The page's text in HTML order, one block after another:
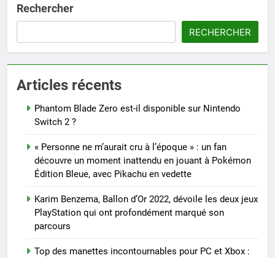
Rechercher
RECHERCHER
Articles récents
Phantom Blade Zero est-il disponible sur Nintendo
Switch 2 ?
« Personne ne m’aurait cru à l’époque » : un fan
découvre un moment inattendu en jouant à Pokémon
Édition Bleue, avec Pikachu en vedette
Karim Benzema, Ballon d’Or 2022, dévoile les deux jeux
PlayStation qui ont profondément marqué son
parcours
Top des manettes incontournables pour PC et Xbox :